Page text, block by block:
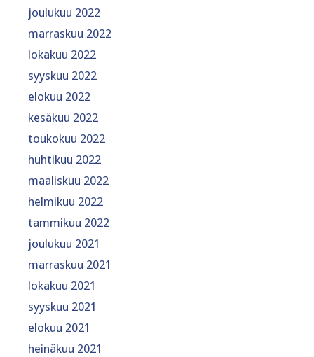
joulukuu 2022
marraskuu 2022
lokakuu 2022
syyskuu 2022
elokuu 2022
kesäkuu 2022
toukokuu 2022
huhtikuu 2022
maaliskuu 2022
helmikuu 2022
tammikuu 2022
joulukuu 2021
marraskuu 2021
lokakuu 2021
syyskuu 2021
elokuu 2021
heinäkuu 2021